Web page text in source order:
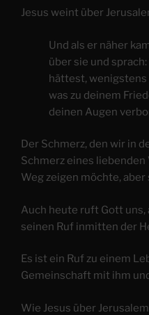
Jesus weint über
Und als er näher
über sie und
hättest, wenigstens
was zu deinem
deinen Augen
Der Schmerz, den wir in
Schmerz eines
Weg zeigen möchte,
Auch heute ruft Gott
seinen Ruf inmitten der
Es ist ein Ruf zu einem
Gemeinschaft mit ihm
Wie Jesus über